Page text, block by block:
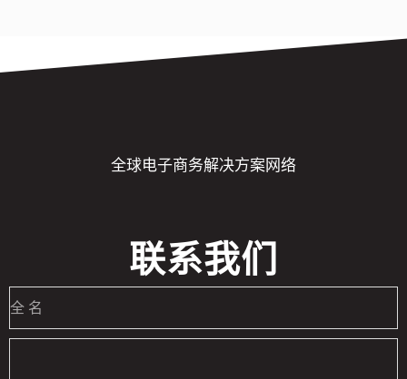
全球电子商务解决方案网络
联系我们